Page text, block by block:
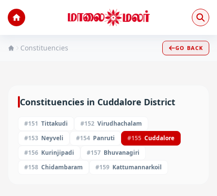
Constituencies GO BACK
Constituencies in Cuddalore District
#151 Tittakudi #152 Virudhachalam
#153 Neyveli #154 Panruti #155 Cuddalore
#156 Kurinjipadi #157 Bhuvanagiri
#158 Chidambaram #159 Kattumannarkoil